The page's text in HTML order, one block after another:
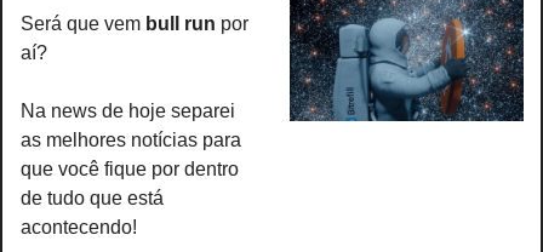
Será que vem bull run por
aí?
Na news de hoje separei
as melhores notícias para
que você fique por dentro
de tudo que está
acontecendo!